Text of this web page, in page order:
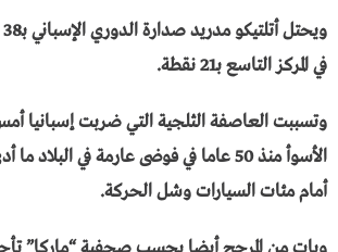
في المركز التاسع بـ21 نقطة.
وتسببت العاصفة الثلجية التي ضربت إسبانيا
الأسوأ منذ 50 عاما في فوضى عارمة في
أمام مئات السيارات وشل الحركة.